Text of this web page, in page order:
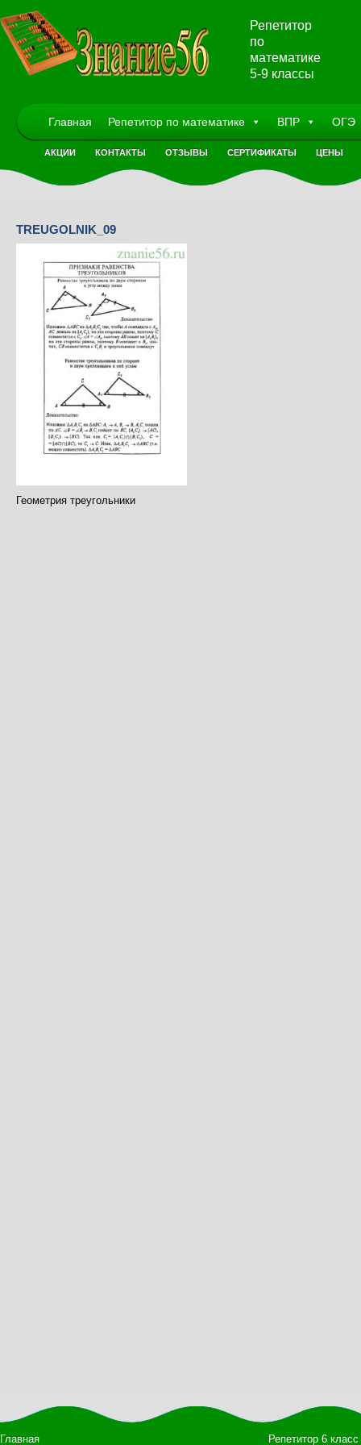
Репетитор
по
математике
5-9 классы
Главная Репетитор по математике ВПР ОГЭ
АКЦИИ КОНТАКТЫ ОТЗЫВЫ СЕРТИФИКАТЫ ЦЕНЫ
TREUGOLNIK_09
Геометрия треугольники
Главная Репетитор 6 класс